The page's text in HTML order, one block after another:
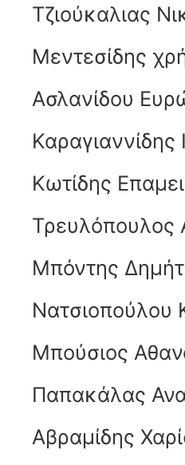
Τζιούκαλιας
Μεντεσίδης
Ασλανίδου
Καραγιαννίδης
Κωτίδης
Τρευλόπουλος
Μπόντης
Νατσιοπούλου
Μπούσιος
Παπακάλας
Αβραμίδης